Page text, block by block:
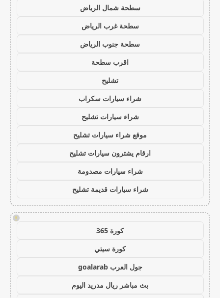
سطحة شمال الرياض
سطحة غرب الرياض
سطحة جنوب الرياض
اقرب سطحة
تشليح
شراء سيارات سكراب
شراء سيارات تشليح
موقع شراء سيارات تشليح
ارقام يشترون سيارات تشليح
شراء سيارات مصدومة
شراء سيارات قديمة تشليح
!
كورة 365
كورة سيتي
جول العرب goalarab
بث مباشر ريال مدريد اليوم